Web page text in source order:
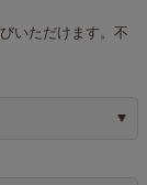
いただけます。不